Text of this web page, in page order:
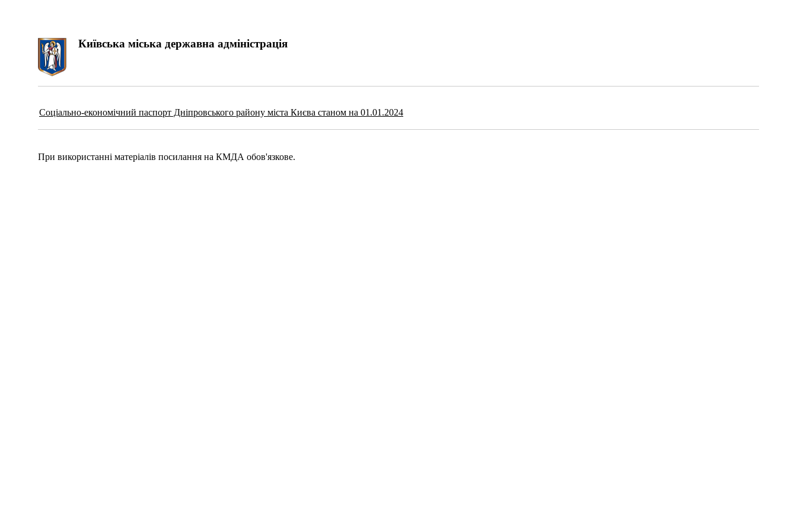
Київська міська державна адміністрація
Соціально-економічний паспорт Дніпровського району міста Києва станом на 01.01.2024
При використанні матеріалів посилання на КМДА обов'язкове.